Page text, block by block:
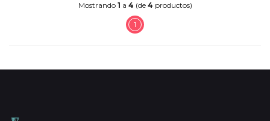
Mostrando 1 a 4 (de 4 productos)
1